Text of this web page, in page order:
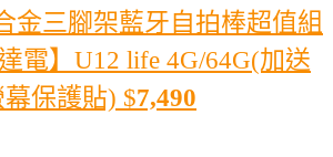
金三腳架藍牙自拍棒超值組
達電】U12 life 4G/64G(加送
保護貼) $7,490